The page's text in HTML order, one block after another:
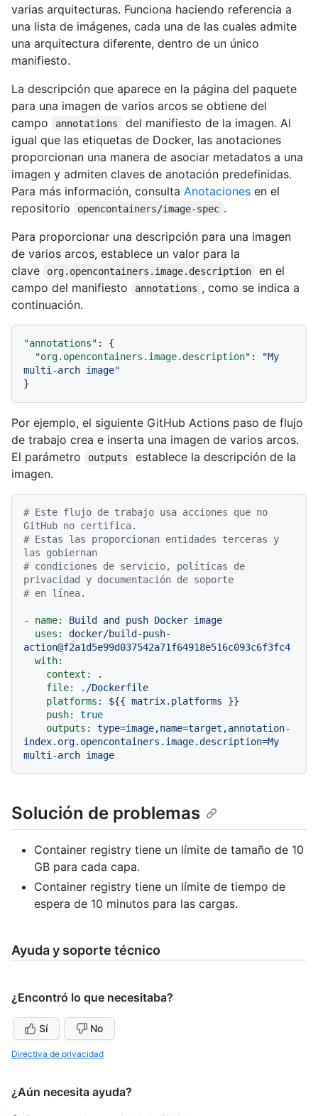
varias arquitecturas. Funciona haciendo referencia a
una lista de imágenes, cada una de las cuales admite
una arquitectura diferente, dentro de un único
manifiesto.
La descripción que aparece en la página del paquete
para una imagen de varios arcos se obtiene del
campo
annotations
del manifiesto de la imagen. Al
igual que las etiquetas de Docker, las anotaciones
proporcionan una manera de asociar metadatos a una
imagen y admiten claves de anotación predefinidas.
Para más información, consulta Anotaciones en el
repositorio
opencontainers/image-spec .
Para proporcionar una descripción para una imagen
de varios arcos, establece un valor para la
clave
org.opencontainers.image.description
en el
campo del manifiesto
annotations , como se indica a
continuación.
"annotations" :
{
"org.opencontainers.image.description" :
"My
multi-arch image"
}
Por ejemplo, el siguiente GitHub Actions paso de flujo
de trabajo crea e inserta una imagen de varios arcos.
El parámetro
outputs
establece la descripción de la
imagen.
# Este flujo de trabajo usa acciones que no
GitHub no certifica.
# Estas las proporcionan entidades terceras y
las gobiernan
# condiciones de servicio, políticas de
privacidad y documentación de soporte
# en línea.
- name: Build and push Docker image
uses:
docker/build-push-
action@f2a1d5e99d037542a71f64918e516c093c6f3fc4
with:
context:
.
file:
./Dockerfile
platforms:
${{ matrix.platforms
}}
push:
true
outputs:
type=image,name=target,annotation-
index.org.opencontainers.image.description=My
multi-arch image
Solución de problemas
Container registry tiene un límite de tamaño de 10
GB para cada capa.
Container registry tiene un límite de tiempo de
espera de 10 minutos para las cargas.
Ayuda y soporte técnico
¿Encontró lo que necesitaba?
Sí No
Directiva de privacidad
¿Aún necesita ayuda?